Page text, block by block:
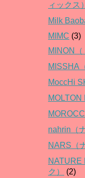
ィックス）
Milk
MIMC (3)
MINON（
MISSHA
MoccHi
MOLTON
nahrin（
NARS（
NATURE
ク）
(2)